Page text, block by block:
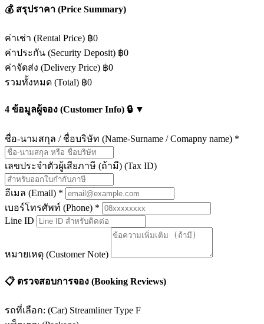
💰 สรุปราคา (Price Summary)
ค่าเช่า (Rental Price) ฿0
ค่าประกัน (Security Deposit) ฿0
ค่าจัดส่ง (Delivery Price) ฿0
รวมทั้งหมด (Total) ฿0
4 ข้อมูลผู้จอง (Customer Info) 🔒 ▼
ชื่อ-นามสกุล / ชื่อบริษัท (Name-Surname / Comapny name) *
เลขประจำตัวผู้เสียภาษี (ถ้ามี) (Tax ID)
อีเมล (Email) *
เบอร์โทรศัพท์ (Phone) *
Line ID
หมายเหตุ (Customer Note)
📋 ตรวจสอบการจอง (Booking Reviews)
รถที่เลือก: (Car) Streamliner Type F